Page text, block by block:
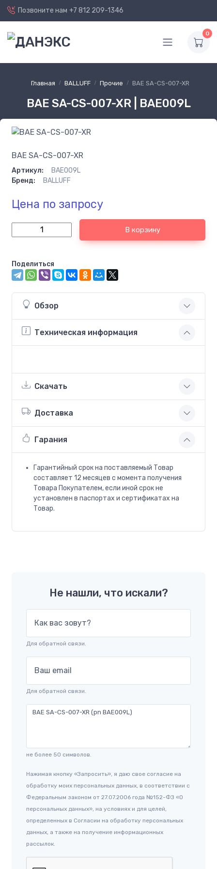
Позвоните нам +7 812 209-1346
0
Главная BALLUFF Прочие BAE SA-CS-007-XR
BAE SA-CS-007-XR | BAE009L
BAE SA-CS-007-XR
Артикул:
BAE009L
Бренд:
BALLUFF
Цена по запросу
В корзину
Поделиться
Обзор
Техническая информация
Скачать
Доставка
Гарания
Гарантийный срок на поставляемый Товар
составляет 12 месяцев с момента получения
Товара Покупателем, если иной срок не
установлен в паспортах и сертификатах на
Товар.
Не нашли, что искали?
Как вас зовут?
Для обратной связи.
Ваш email
Для обратной связи.
не более 50 символов.
Нажимая кнопку «Запросить», я даю свое согласие на
обработку моих персональных данных, в соответствии с
Федеральным законом от 27.07.2006 года №152-ФЗ «О
персональных данных», на условиях и для целей,
определенных в Согласии на обработку персональных
данных, а также на получение информационных
рассылок.